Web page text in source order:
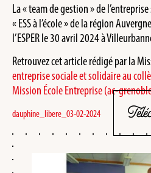
La « team de gestion » de
« ESS à l’école » de la région
l’ESPER le 30 avril 2024 à
Retrouvez cet article rédigé par la
entreprise sociale et solidaire au
Mission École Entreprise (ac-
dauphine_libere_03-02-2024